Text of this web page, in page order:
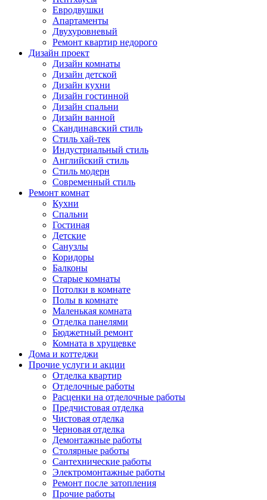
Евродвушки
Апартаменты
Двухуровневый
Ремонт квартир недорого
Дизайн проект
Дизайн комнаты
Дизайн детской
Дизайн кухни
Дизайн гостинной
Дизайн спальни
Дизайн ванной
Скандинавский стиль
Стиль хай-тек
Индустриальный стиль
Английский стиль
Стиль модерн
Современный стиль
Ремонт комнат
Кухни
Спальни
Гостиная
Детские
Санузлы
Коридоры
Балконы
Старые комнаты
Потолки в комнате
Полы в комнате
Маленькая комната
Отделка панелями
Бюджетный ремонт
Комната в хрущевке
Дома и коттеджи
Прочие услуги и акции
Отделка квартир
Отделочные работы
Расценки на отделочные работы
Предчистовая отделка
Чистовая отделка
Черновая отделка
Демонтажные работы
Столярные работы
Сантехнические работы
Электромонтажные работы
Ремонт после затопления
Прочие работы